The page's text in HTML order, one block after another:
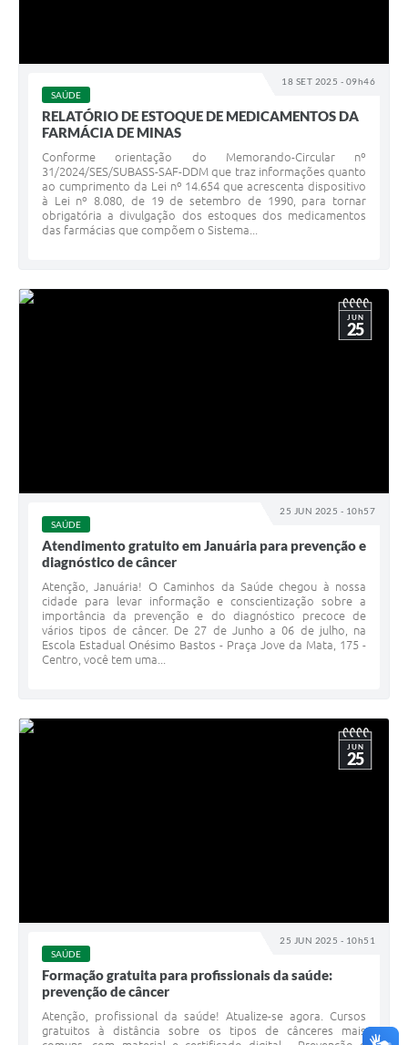
18 SET 2025 - 09h46
SAÚDE
RELATÓRIO DE ESTOQUE DE MEDICAMENTOS DA
FARMÁCIA DE MINAS
Conforme orientação do Memorando-Circular nº
31/2024/SES/SUBASS-SAF-DDM que traz informações quanto
ao cumprimento da Lei nº 14.654 que acrescenta dispositivo
à Lei nº 8.080, de 19 de setembro de 1990, para tornar
obrigatória a divulgação dos estoques dos medicamentos
das farmácias que compõem o Sistema...
25 JUN 2025 - 10h57
JUN
25
SAÚDE
Atendimento gratuito em Januária para prevenção e
diagnóstico de câncer
Atenção, Januária! O Caminhos da Saúde chegou à nossa
cidade para levar informação e conscientização sobre a
importância da prevenção e do diagnóstico precoce de
vários tipos de câncer. De 27 de Junho a 06 de julho, na
Escola Estadual Onésimo Bastos - Praça Jove da Mata, 175 -
Centro, você tem uma...
25 JUN 2025 - 10h51
JUN
25
SAÚDE
Formação gratuita para profissionais da saúde:
prevenção de câncer
Atenção, profissional da saúde! Atualize-se agora. Cursos
gratuitos à distância sobre os tipos de cânceres mais